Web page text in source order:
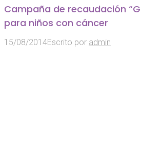
Campaña de recaudación
para niños con cáncer
15/08/2014Escrito por admin